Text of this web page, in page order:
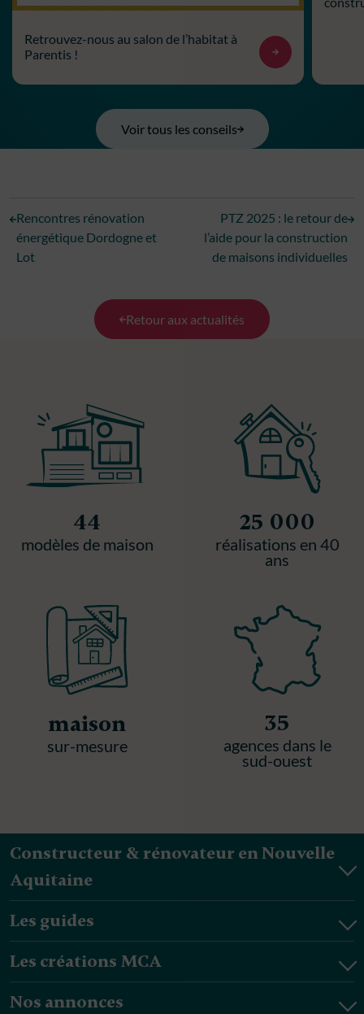
Retrouvez-nous au salon de l’habitat à
Parentis !
Voir tous les conseils
Rencontres rénovation
énergétique Dordogne et
Lot
PTZ 2025 : le retour de
l’aide pour la construction
de maisons individuelles
Retour aux actualités
44
modèles de maison
25 000
réalisations en 40
ans
maison
sur-mesure
35
agences dans le
sud-ouest
Constructeur & rénovateur en Nouvelle
Aquitaine
Les guides
Les créations MCA
Nos annonces